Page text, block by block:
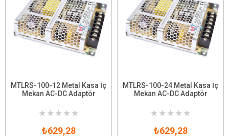
MTLRS-100-12 Metal Kasa İç
Mekan AC-DC Adaptör
★ ★ ★ ★ ★
₺629,28
MTLRS-100-24 Metal Kasa İç
Mekan AC-DC Adaptör
★ ★ ★ ★ ★
₺629,28